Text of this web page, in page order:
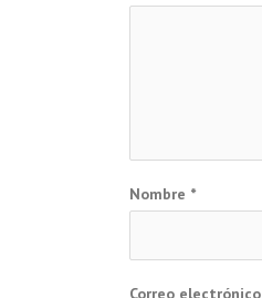
Nombre *
Correo electrónico